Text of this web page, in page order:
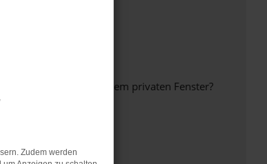
Browser oder in einem privaten Fenster?
werden.
Zudem werden